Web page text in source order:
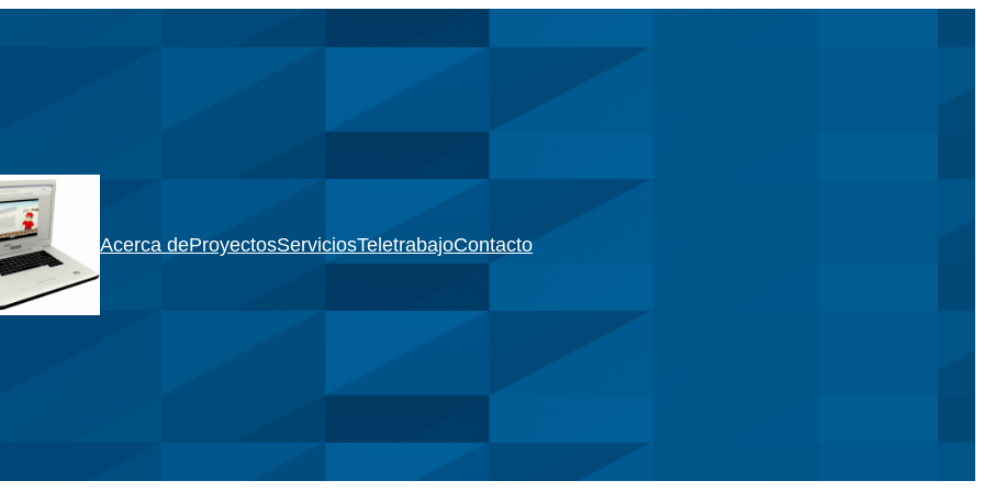
Acerca deProyectosServiciosTeletrabajoContacto